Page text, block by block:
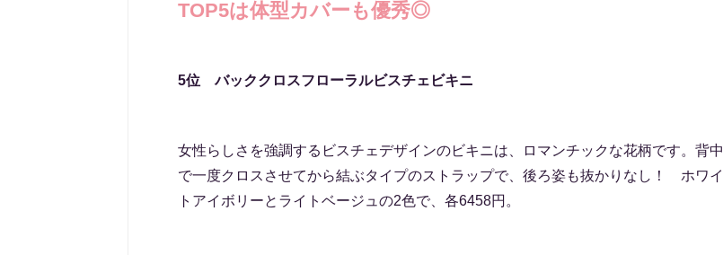
TOP5は体型カバーも優秀◎
5位 バッククロスフローラルビスチェビキニ
女性らしさを強調するビスチェデザインのビキニは、ロマンチックな花柄です。背中
で一度クロスさせてから結ぶタイプのストラップで、後ろ姿も抜かりなし！ ホワイ
トアイボリーとライトベージュの2色で、各6458円。